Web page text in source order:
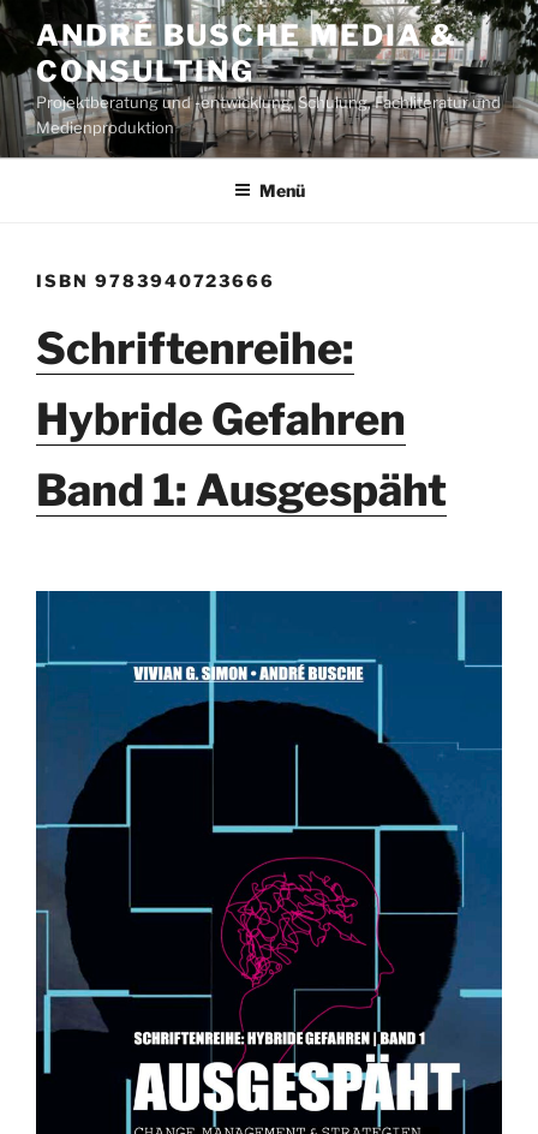
Zum
Inhalt
springen
ANDRÉ BUSCHE MEDIA &
CONSULTING
Projektberatung und -entwicklung, Schulung, Fachliteratur und
Medienproduktion
Menü
ISBN 9783940723666
Schriftenreihe:
Hybride Gefahren
Band 1: Ausgespäht